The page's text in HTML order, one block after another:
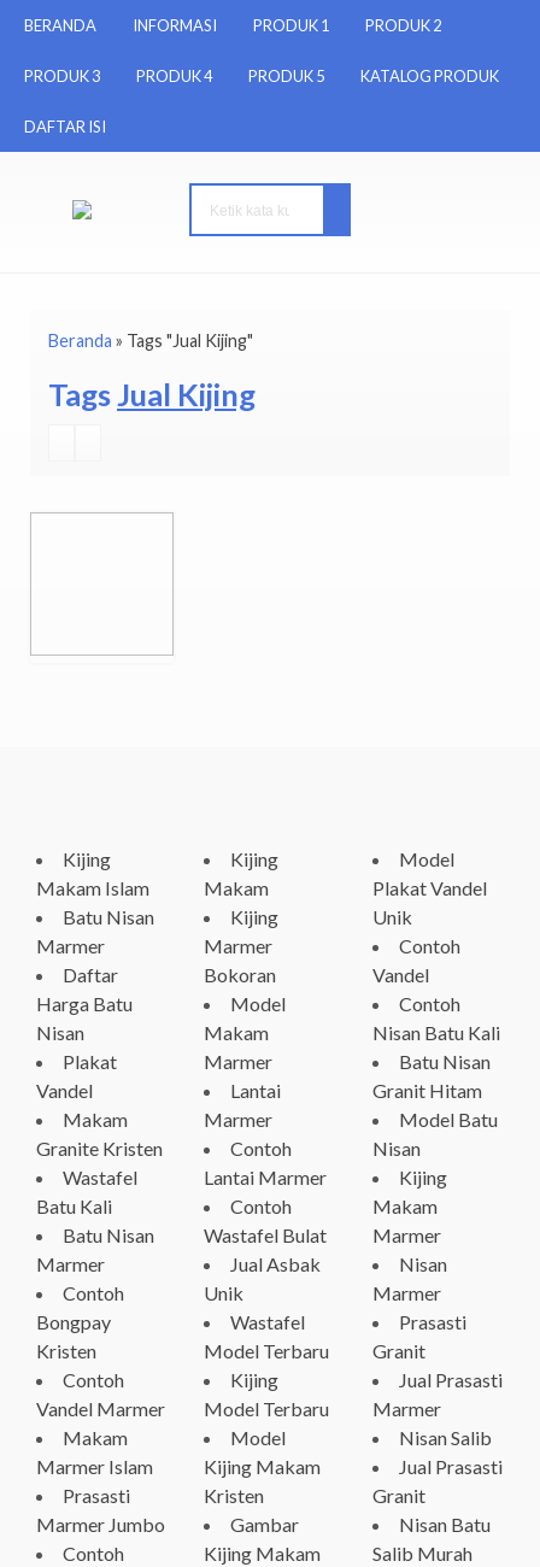
BERANDA INFORMASI PRODUK 1 PRODUK 2
PRODUK 3 PRODUK 4 PRODUK 5 KATALOG PRODUK
DAFTAR ISI
Beranda » Tags "Jual Kijing"
TagsJual Kijing
Kijing
Makam Islam
Batu Nisan
Marmer
Daftar
Harga Batu
Nisan
Plakat
Vandel
Makam
Granite Kristen
Wastafel
Batu Kali
Batu Nisan
Marmer
Contoh
Bongpay
Kristen
Contoh
Vandel Marmer
Makam
Marmer Islam
Prasasti
Marmer Jumbo
Contoh
Kijing
Makam
Kijing
Marmer
Bokoran
Model
Makam
Marmer
Lantai
Marmer
Contoh
Lantai Marmer
Contoh
Wastafel Bulat
Jual Asbak
Unik
Wastafel
Model Terbaru
Kijing
Model Terbaru
Model
Kijing Makam
Kristen
Gambar
Kijing Makam
Model
Plakat Vandel
Unik
Contoh
Vandel
Contoh
Nisan Batu Kali
Batu Nisan
Granit Hitam
Model Batu
Nisan
Kijing
Makam
Marmer
Nisan
Marmer
Prasasti
Granit
Jual Prasasti
Marmer
Nisan Salib
Jual Prasasti
Granit
Nisan Batu
Salib Murah